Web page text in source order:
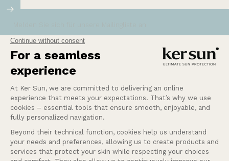
Unsere Mission bei Ker Sun ist es, den
empfindlichsten oder sonnenempfindlichsten
Menschen Sicherheit und Ruhe zu bieten.
Eine Frage?
Unsere Dienstleistungen
Firma